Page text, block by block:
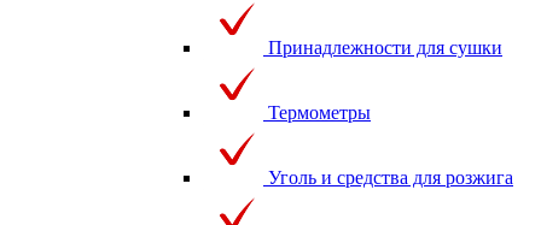
Принадлежности для сушки
Термометры
Уголь и средства для розжига